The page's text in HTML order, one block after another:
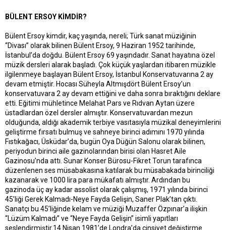
BÜLENT ERSOY KİMDİR?
Bülent Ersoy kimdir, kaç yaşında, nereli; Türk sanat müziğinin
“Divası” olarak bilinen Bülent Ersoy, 9 Haziran 1952 tarihinde,
İstanbul’da doğdu. Bülent Ersoy 69 yaşındadır. Sanat hayatına özel
müzik dersleri alarak başladı. Çok küçük yaşlardan itibaren müzikle
ilgilenmeye başlayan Bülent Ersoy, İstanbul Konservatuvarına 2 ay
devam etmiştir. Hocası Süheyla Altmışdört Bülent Ersoy’un
konservatuvara 2 ay devam ettiğini ve daha sonra bıraktığını deklare
etti. Eğitimi mühletince Melahat Pars ve Rıdvan Aytan üzere
üstadlardan özel dersler almıştır. Konservatuvardan mezun
olduğunda, aldığı akademik terbiye vasıtasıyla müzikal deneyimlerini
geliştirme fırsatı bulmuş ve sahneye birinci adımını 1970 yılında
Fıstıkağacı, Üsküdar’da, bugün Oya Düğün Salonu olarak bilinen,
periyodun birinci aile gazinolarından birisi olan Hasret Aile
Gazinosu’nda attı. Sunar Konser Bürosu-Fikret Torun tarafınca
düzenlenen ses müsabakasına katılarak bu müsabakada birinciliği
kazanarak ve 1000 lira para mükafatı almıştır. Ardından bu
gazinoda üç ay kadar assolist olarak çalışmış, 1971 yılında birinci
45’liği Gerek Kalmadı-Neye Fayda Gelişin, Saner Plak’tan çıktı.
Sanatçı bu 45’liğinde kelam ve müziği Muzaffer Özpınar’a ilişkin
“Lüzüm Kalmadı” ve “Neye Fayda Gelişin” isimli yapıtları
seslendirmiştir.14 Nisan 1981’de Londra’da cinsiyet değiştirme